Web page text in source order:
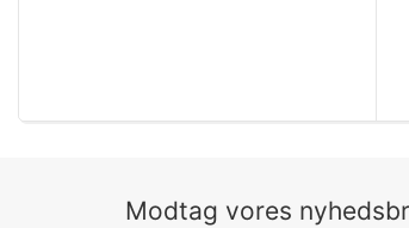
Modtag vores